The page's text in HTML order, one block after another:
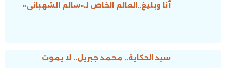
أنا وبليغ..العالم الخاص لـ«سالم الشهبانى»
سيد الحكاية.. محمد جبريل.. لا يموت